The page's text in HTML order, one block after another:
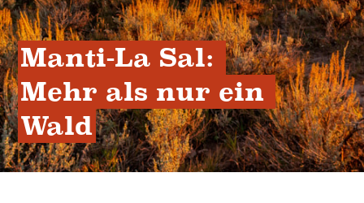
Manti-La Sal:
Mehr als nur ein
Wald